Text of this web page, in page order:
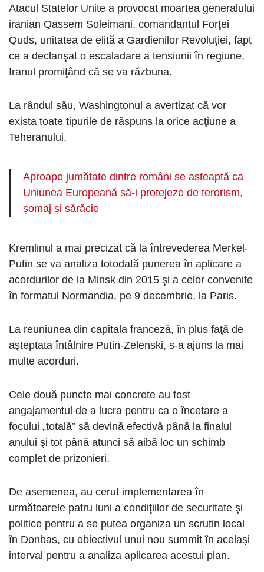
Atacul Statelor Unite a provocat moartea generalului
iranian Qassem Soleimani, comandantul Forţei
Quds, unitatea de elită a Gardienilor Revoluţiei, fapt
ce a declanşat o escaladare a tensiunii în regiune,
Iranul promiţând că se va răzbuna.
La rândul său, Washingtonul a avertizat că vor
exista toate tipurile de răspuns la orice acţiune a
Teheranului.
Aproape jumătate dintre români se așteaptă ca
Uniunea Europeană să-i protejeze de terorism,
șomaj și sărăcie
Kremlinul a mai precizat că la întrevederea Merkel-
Putin se va analiza totodată punerea în aplicare a
acordurilor de la Minsk din 2015 şi a celor convenite
în formatul Normandia, pe 9 decembrie, la Paris.
La reuniunea din capitala franceză, în plus faţă de
aşteptata întâlnire Putin-Zelenski, s-a ajuns la mai
multe acorduri.
Cele două puncte mai concrete au fost
angajamentul de a lucra pentru ca o încetare a
focului „totală” să devină efectivă până la finalul
anului şi tot până atunci să aibă loc un schimb
complet de prizonieri.
De asemenea, au cerut implementarea în
următoarele patru luni a condiţiilor de securitate şi
politice pentru a se putea organiza un scrutin local
în Donbas, cu obiectivul unui nou summit în acelaşi
interval pentru a analiza aplicarea acestui plan.